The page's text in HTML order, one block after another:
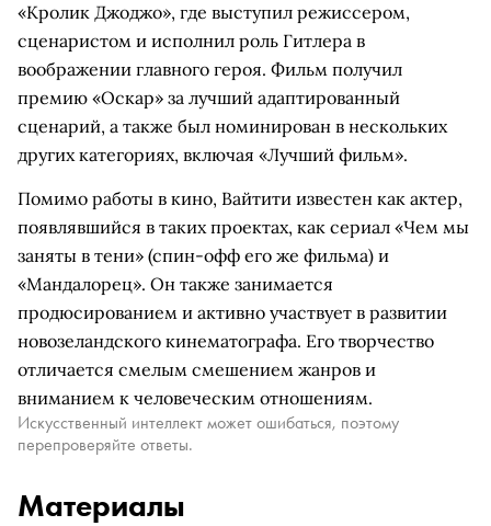
«Кролик Джоджо», где выступил режиссером,
сценаристом и исполнил роль Гитлера в
воображении главного героя. Фильм получил
премию «Оскар» за лучший адаптированный
сценарий, а также был номинирован в нескольких
других категориях, включая «Лучший фильм».
Помимо работы в кино, Вайтити известен как актер,
появлявшийся в таких проектах, как сериал «Чем мы
заняты в тени» (спин-офф его же фильма) и
«Мандалорец». Он также занимается
продюсированием и активно участвует в развитии
новозеландского кинематографа. Его творчество
отличается смелым смешением жанров и
вниманием к человеческим отношениям.
Искусственный интеллект может ошибаться, поэтому
перепроверяйте ответы.
Материалы